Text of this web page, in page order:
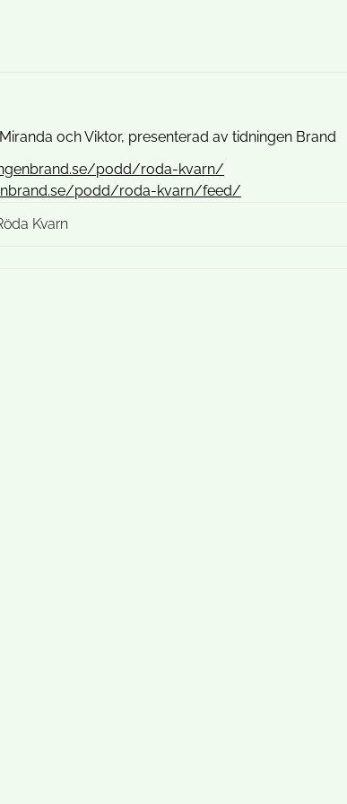
och Viktor, presenterad av tidningen Brand
podd/roda-kvarn/
podd/roda-kvarn/feed/
Kvarn